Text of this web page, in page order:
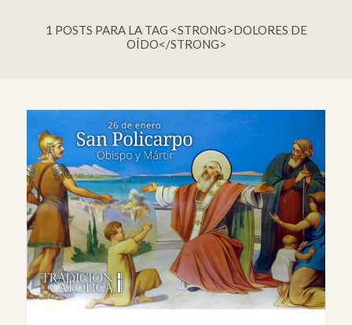
1 POSTS PARA LA TAG <STRONG>DOLORES DE
OÍDO</STRONG>